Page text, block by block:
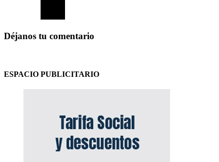
Déjanos tu comentario
ESPACIO PUBLICITARIO